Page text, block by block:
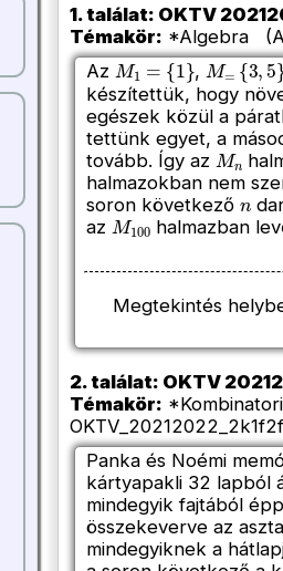
1. találat: OKTV
Témakör: *Algebra
Az M1={1} , M={3,5
készítettük, hogy
egészek közül a
tettünk egyet, a
tovább. Így az Mn
halmazokban nem
soron következő n
az M100halmazban
Megtekintés
2. találat: OKTV
Témakör:
Panka és Noémi
kártyapakli 32 lapból
mindegyik fajtából
összekeverve az
mindegyiknek a